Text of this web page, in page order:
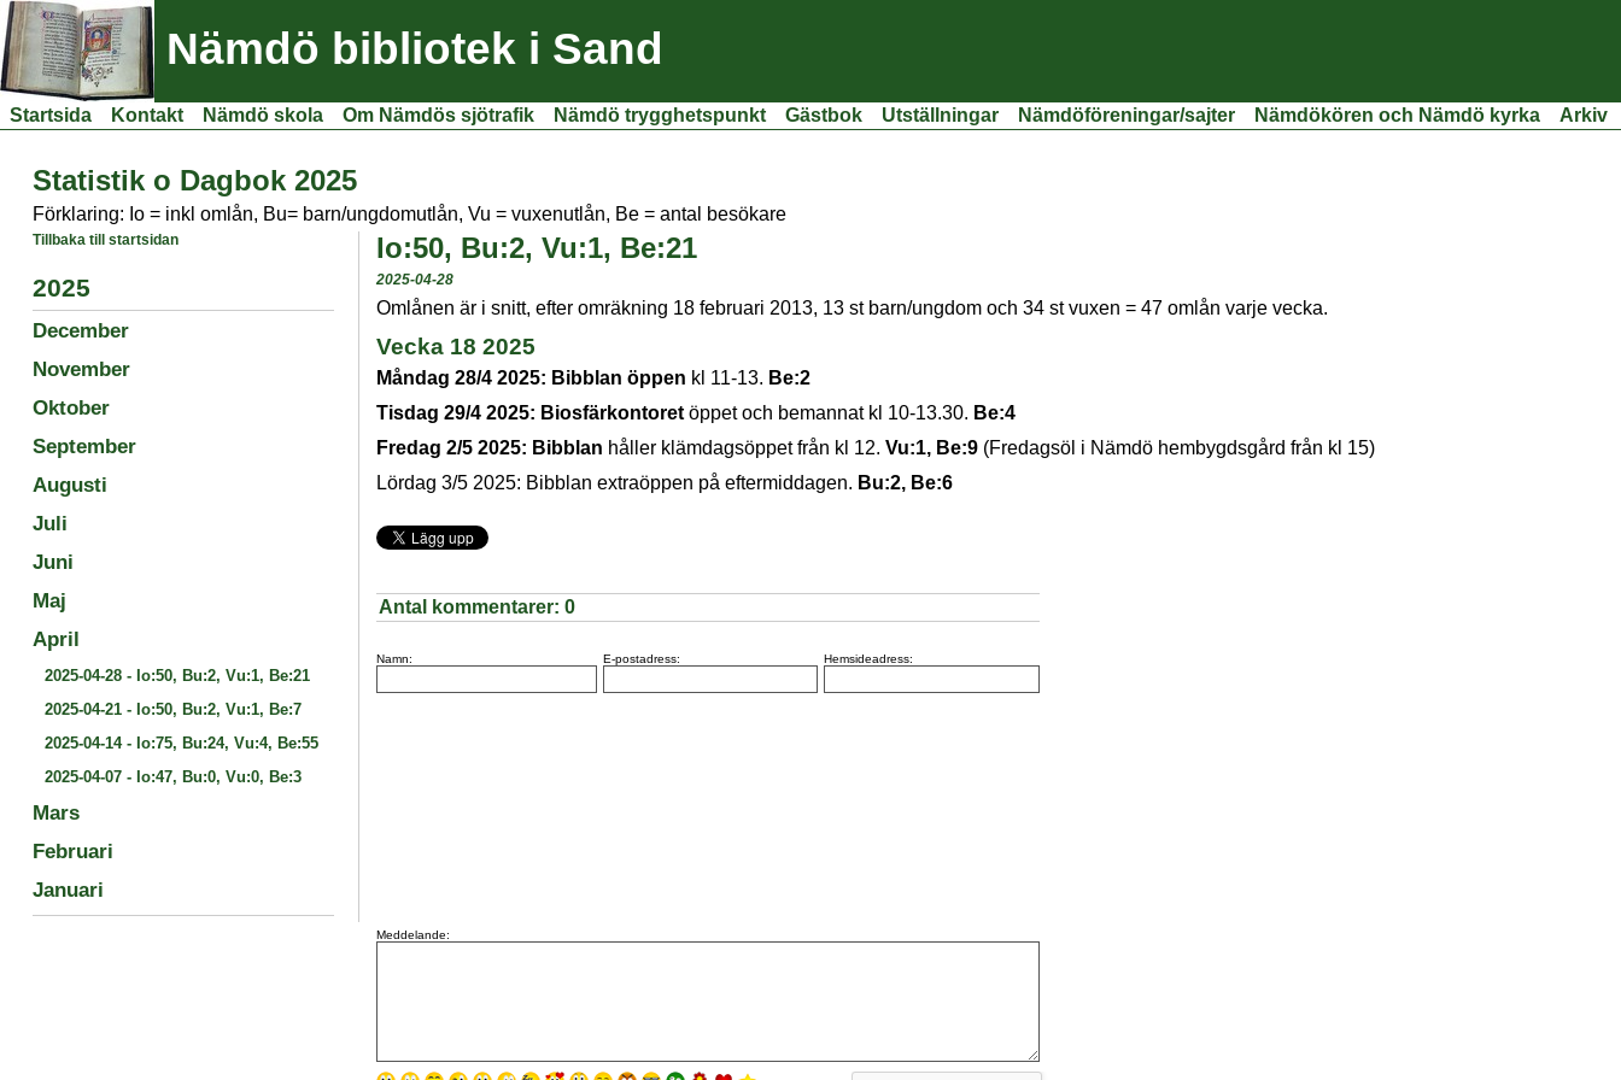
Nämdö bibliotek i Sand
Startsida Kontakt Nämdö skola Om Nämdös sjötrafik Nämdö trygghetspunkt Gästbok Utställningar Nämdöföreningar/sajter Nämdökören och Nämdö kyrka Arkiv
Statistik o Dagbok 2025
Förklaring: Io = inkl omlån, Bu= barn/ungdomutlån, Vu = vuxenutlån, Be = antal besökare
Tillbaka till startsidan
2025
December
November
Oktober
September
Augusti
Juli
Juni
Maj
April
2025-04-28- Io:50, Bu:2, Vu:1, Be:21
2025-04-21- Io:50, Bu:2, Vu:1, Be:7
2025-04-14- Io:75, Bu:24, Vu:4, Be:55
2025-04-07- Io:47, Bu:0, Vu:0, Be:3
Mars
Februari
Januari
Io:50, Bu:2, Vu:1, Be:21
2025-04-28
Omlånen är i snitt, efter omräkning 18 februari 2013, 13 st barn/ungdom och 34 st vuxen = 47 omlån varje vecka.
Vecka 18 2025
Måndag 28/4 2025: Bibblan öppen kl 11-13. Be:2
Tisdag 29/4 2025: Biosfärkontoretöppet och bemannat kl 10-13.30. Be:4
Fredag 2/5 2025: Bibblan håller klämdagsöppet från kl 12. Vu:1, Be:9(Fredagsöl i Nämdö hembygdsgård från kl 15)
Lördag 3/5 2025: Bibblan extraöppen på eftermiddagen. Bu:2, Be:6
Antal kommentarer: 0
Namn: E-postadress: Hemsideadress:
Meddelande: